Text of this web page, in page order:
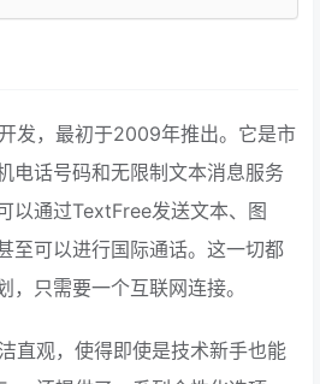
发，最初于2009年推出。它是市
电话号码和无限制文本消息服务
以通过TextFree发送文本、图
至可以进行国际通话。这一切都
只需要一个互联网连接。
直观，使得即使是技术新手也能